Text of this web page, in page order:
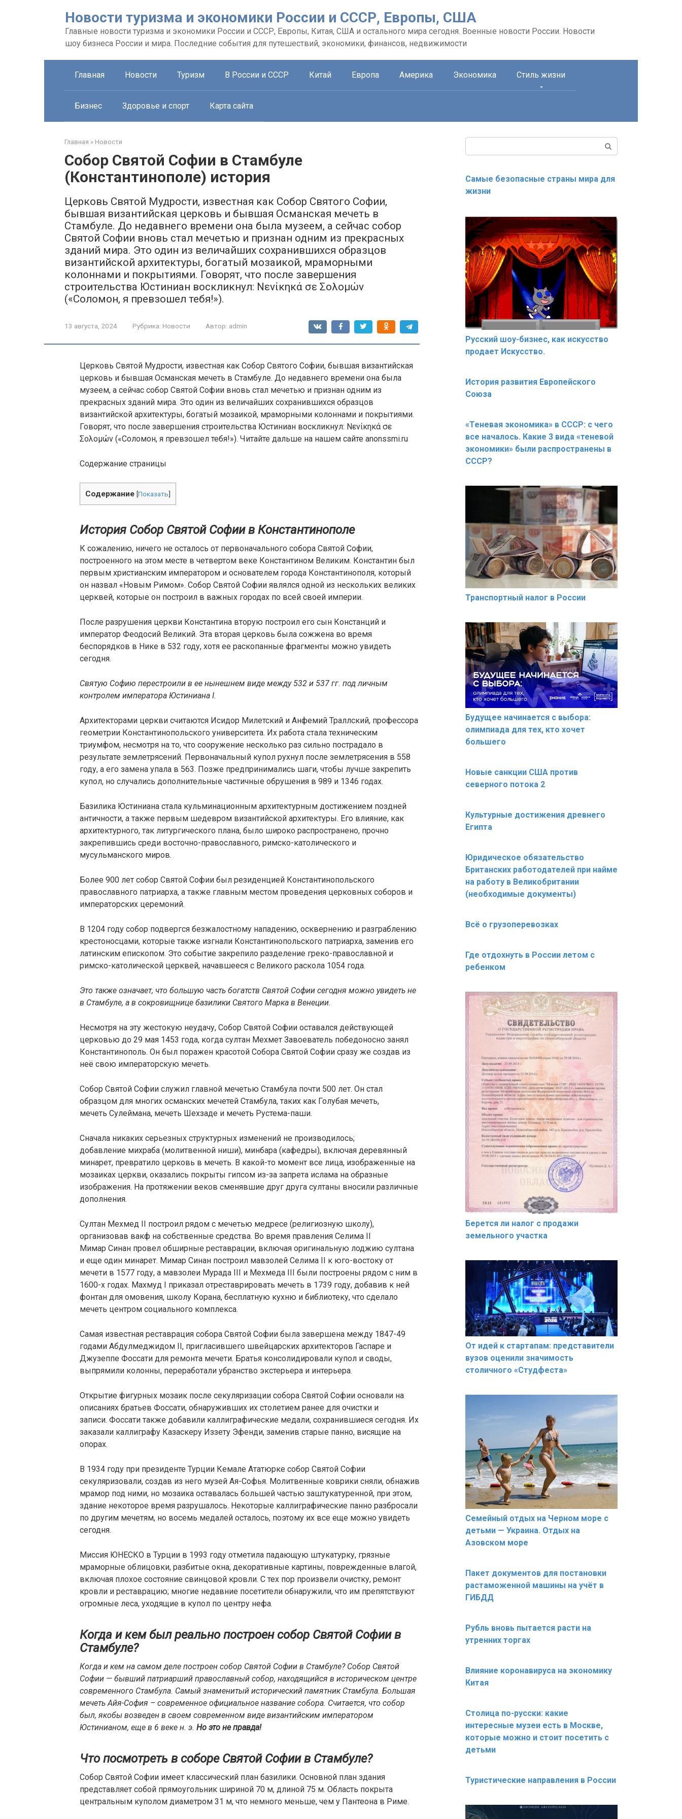
Новости туризма и экономики России и СССР, Европы, США
Главные новости туризма и экономики России и СССР, Европы, Китая, США и остального мира сегодня. Военные новости России. Новости
шоу бизнеса России и мира. Последние события для путешествий, экономики, финансов, недвижимости
Главная Новости Туризм В России и СССР Китай Европа Америка Экономика Стиль жизни
Бизнес Здоровье и спорт Карта сайта
Главная » Новости
Собор Святой Софии в Стамбуле
(Константинополе) история
Церковь Святой Мудрости, известная как Собор Святого Софии,
бывшая византийская церковь и бывшая Османская мечеть в
Стамбуле. До недавнего времени она была музеем, а сейчас собор
Святой Софии вновь стал мечетью и признан одним из прекрасных
зданий мира. Это один из величайших сохранившихся образцов
византийской архитектуры, богатый мозаикой, мраморными
колоннами и покрытиями. Говорят, что после завершения
строительства Юстиниан воскликнул: Νενίκηκά σε Σολομών
(«Соломон, я превзошел тебя!»).
13 августа, 2024 Рубрика: Новости Автор: admin
Церковь Святой Мудрости, известная как Собор Святого Софии, бывшая византийская
церковь и бывшая Османская мечеть в Стамбуле. До недавнего времени она была
музеем, а сейчас собор Святой Софии вновь стал мечетью и признан одним из
прекрасных зданий мира. Это один из величайших сохранившихся образцов
византийской архитектуры, богатый мозаикой, мраморными колоннами и покрытиями.
Говорят, что после завершения строительства Юстиниан воскликнул: Νενίκηκά σε
Σολομών («Соломон, я превзошел тебя!»). Читайте дальше на нашем сайте anonssmi.ru
Содержание страницы
Содержание [Показать]
История Собор Святой Софии в Константинополе
К сожалению, ничего не осталось от первоначального собора Святой Софии,
построенного на этом месте в четвертом веке Константином Великим. Константин был
первым христианским императором и основателем города Константинополя, который
он назвал «Новым Римом». Собор Святой Софии являлся одной из нескольких великих
церквей, которые он построил в важных городах по всей своей империи.
После разрушения церкви Константина вторую построил его сын Констанций и
император Феодосий Великий. Эта вторая церковь была сожжена во время
беспорядков в Нике в 532 году, хотя ее раскопанные фрагменты можно увидеть
сегодня.
Святую Софию перестроили в ее нынешнем виде между 532 и 537 гг. под личным
контролем императора Юстиниана I.
Архитекторами церкви считаются Исидор Милетский и Анфемий Траллский, профессора
геометрии Константинопольского университета. Их работа стала техническим
триумфом, несмотря на то, что сооружение несколько раз сильно пострадало в
результате землетрясений. Первоначальный купол рухнул после землетрясения в 558
году, а его замена упала в 563. Позже предпринимались шаги, чтобы лучше закрепить
купол, но случались дополнительные частичные обрушения в 989 и 1346 годах.
Базилика Юстиниана стала кульминационным архитектурным достижением поздней
античности, а также первым шедевром византийской архитектуры. Его влияние, как
архитектурного, так литургического плана, было широко распространено, прочно
закрепившись среди восточно-православного, римско-католического и
мусульманского миров.
Более 900 лет собор Святой Софии был резиденцией Константинопольского
православного патриарха, а также главным местом проведения церковных соборов и
императорских церемоний.
В 1204 году собор подвергся безжалостному нападению, осквернению и разграблению
крестоносцами, которые также изгнали Константинопольского патриарха, заменив его
латинским епископом. Это событие закрепило разделение греко-православной и
римско-католической церквей, начавшееся с Великого раскола 1054 года.
Это также означает, что большую часть богатств Святой Софии сегодня можно увидеть не
в Стамбуле, а в сокровищнице базилики Святого Марка в Венеции.
Несмотря на эту жестокую неудачу, Собор Святой Софии оставался действующей
церковью до 29 мая 1453 года, когда султан Мехмет Завоеватель победоносно занял
Константинополь. Он был поражен красотой Собора Святой Софии сразу же создав из
неё свою императорскую мечеть.
Собор Святой Софии служил главной мечетью Стамбула почти 500 лет. Он стал
образцом для многих османских мечетей Стамбула, таких как Голубая мечеть,
мечеть Сулеймана, мечеть Шехзаде и мечеть Рустема-паши.
Сначала никаких серьезных структурных изменений не производилось;
добавление михраба (молитвенной ниши), минбара (кафедры), включая деревянный
минарет, превратило церковь в мечеть. В какой-то момент все лица, изображенные на
мозаиках церкви, оказались покрыты гипсом из-за запрета ислама на образные
изображения. На протяжении веков сменявшие друг друга султаны вносили различные
дополнения.
Султан Мехмед II построил рядом с мечетью медресе (религиозную школу),
организовав вакф на собственные средства. Во время правления Селима II
Мимар Синан провел обширные реставрации, включая оригинальную лоджию султана
и еще один минарет. Мимар Синан построил мавзолей Селима II к юго-востоку от
мечети в 1577 году, а мавзолеи Мурада III и Мехмеда III были построены рядом с ним в
1600-х годах. Махмуд I приказал отреставрировать мечеть в 1739 году, добавив к ней
фонтан для омовения, школу Корана, бесплатную кухню и библиотеку, что сделало
мечеть центром социального комплекса.
Самая известная реставрация собора Святой Софии была завершена между 1847-49
годами Абдулмеджидом II, пригласившего швейцарских архитекторов Гаспаре и
Джузеппе Фоссати для ремонта мечети. Братья консолидировали купол и своды,
выпрямили колонны, переработали убранство экстерьера и интерьера.
Открытие фигурных мозаик после секуляризации собора Святой Софии основали на
описаниях братьев Фоссати, обнаруживших их столетием ранее для очистки и
записи. Фоссати также добавили каллиграфические медали, сохранившиеся сегодня. Их
заказали каллиграфу Казаскеру Иззету Эфенди, заменив старые панно, висящие на
опорах.
В 1934 году при президенте Турции Кемале Ататюрке собор Святой Софии
секуляризовали, создав из него музей Ая-Софья. Молитвенные коврики сняли, обнажив
мрамор под ними, но мозаика оставалась большей частью заштукатуренной, при этом,
здание некоторое время разрушалось. Некоторые каллиграфические панно разбросали
по другим мечетям, но восемь медалей осталось, поэтому их все еще можно увидеть
сегодня.
Миссия ЮНЕСКО в Турции в 1993 году отметила падающую штукатурку, грязные
мраморные облицовки, разбитые окна, декоративные картины, поврежденные влагой,
включая плохое состояние свинцовой кровли. С тех пор произвели очистку, ремонт
кровли и реставрацию; многие недавние посетители обнаружили, что им препятствуют
огромные леса, уходящие в купол по центру нефа.
Когда и кем был реально построен собор Святой Софии в
Стамбуле?
Когда и кем на самом деле построен собор Святой Софии в Стамбуле? Собор Святой
Софии — бывший патриарший православный собор, находящийся в историческом центре
современного Стамбула. Самый знаменитый исторический памятник Стамбула. Большая
мечеть Айя-София – современное официальное название собора. Считается, что собор
был, якобы возведен в своем современном виде византийским императором
Юстинианом, еще в 6 веке н. э. Но это не правда!
Что посмотреть в соборе Святой Софии в Стамбуле?
Собор Святой Софии имеет классический план базилики. Основной план здания
представляет собой прямоугольник шириной 70 м, длиной 75 м. Область покрыта
центральным куполом диаметром 31 м, что немного меньше, чем у Пантеона в Риме.
Самые безопасные страны мира для
жизни
Русский шоу-бизнес, как искусство
продает Искусство.
История развития Европейского
Союза
«Теневая экономика» в СССР: с чего
все началось. Какие 3 вида «теневой
экономики» были распространены в
СССР?
Транспортный налог в России
Будущее начинается с выбора:
олимпиада для тех, кто хочет
большего
Новые санкции США против
северного потока 2
Культурные достижения древнего
Египта
Юридическое обязательство
Британских работодателей при найме
на работу в Великобритании
(необходимые документы)
Всё о грузоперевозках
Где отдохнуть в России летом с
ребенком
Берется ли налог с продажи
земельного участка
От идей к стартапам: представители
вузов оценили значимость
столичного «Студфеста»
Семейный отдых на Черном море с
детьми — Украина. Отдых на
Азовском море
Пакет документов для постановки
растаможенной машины на учёт в
ГИБДД
Рубль вновь пытается расти на
утренних торгах
Влияние коронавируса на экономику
Китая
Столица по-русски: какие
интересные музеи есть в Москве,
которые можно и стоит посетить с
детьми
Туристические направления в России